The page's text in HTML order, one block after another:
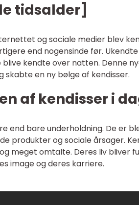
tidsalder]
og sociale medier blev
end nogensinde før.
kendte over natten. Denne
en ny bølge af kendisser.
af kendisser i
end bare underholdning. De er
produkter og sociale årsager.
meget omtalte. Deres liv bliver
image og deres karriere.